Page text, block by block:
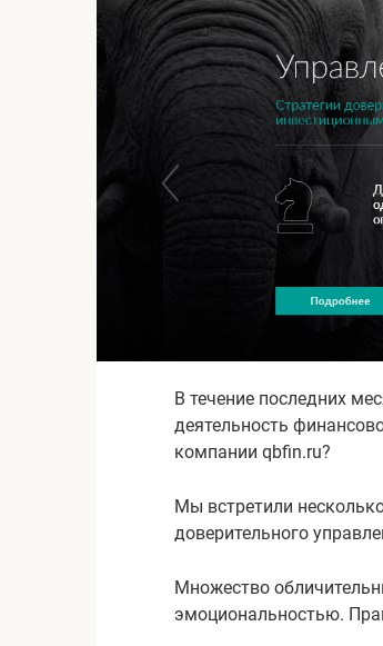
В течение последних
деятельность
компании qbfin.ru?
Мы встретили
доверительного
Множество
эмоциональностью.